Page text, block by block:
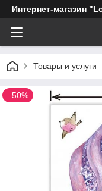
Интернет-магазин
Товары и услуги
–50%